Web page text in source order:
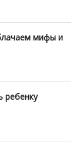
мифы и
ребенку